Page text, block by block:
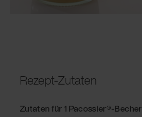
Rezept-Zutaten
Zutaten für 1 Pacossier®-Becher